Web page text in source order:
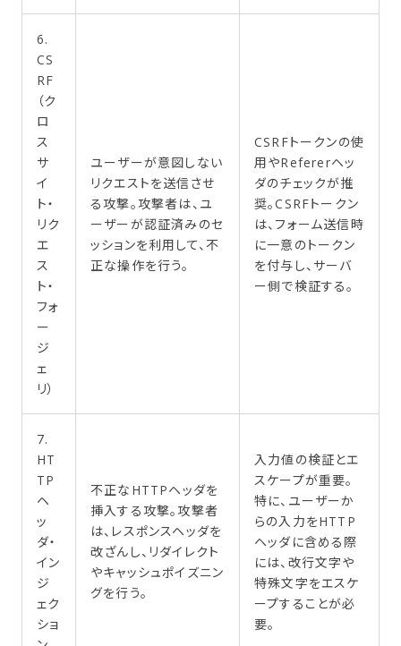
6.
CS
RF
（ク
ロ
ス
サ
イ
ト・
リク
エ
ス
ト・
フォ
ー
ジ
ェ
リ）
ユーザーが意図しない
リクエストを送信させ
る攻撃。攻撃者は、ユ
ーザーが認証済みのセ
ッションを利用して、不
正な操作を行う。
CSRFトークンの使
用やRefererヘッ
ダのチェックが推
奨。CSRFトークン
は、フォーム送信時
に一意のトークン
を付与し、サーバ
ー側で検証する。
7.
HT
TP
ヘ
ッ
ダ・
イン
ジ
ェク
ショ
不正なHTTPヘッダを
挿入する攻撃。攻撃者
は、レスポンスヘッダを
改ざんし、リダイレクト
やキャッシュポイズニン
グを行う。
入力値の検証とエ
スケープが重要。
特に、ユーザーか
らの入力をHTTP
ヘッダに含める際
には、改行文字や
特殊文字をエスケ
ープすることが必
要。